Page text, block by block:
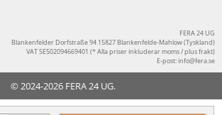
FERA 24 UG
Blankenfelder Dorfstraße 94 15827 Blankenfelde-Mahlow (Tyskland)
VAT SE502094669401 (* Alla priser inkluderar moms / plus frakt)
E-post:info@fera.se
© 2024-2026 FERA 24 UG.
FERA INTERNATIONAL: